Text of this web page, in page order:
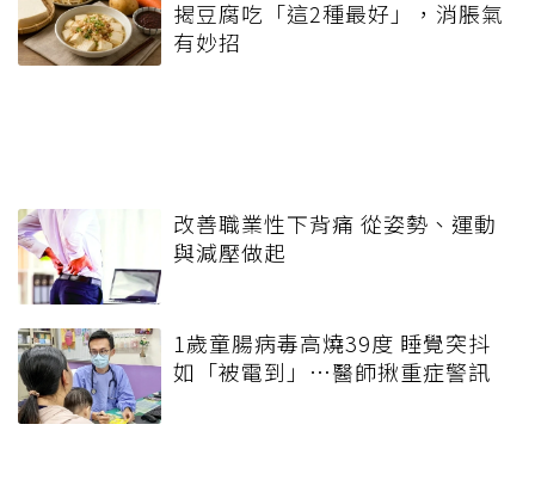
揭豆腐吃「這2種最好」，消脹氣
有妙招
改善職業性下背痛 從姿勢、運動
與減壓做起
1歲童腸病毒高燒39度 睡覺突抖
如「被電到」…醫師揪重症警訊